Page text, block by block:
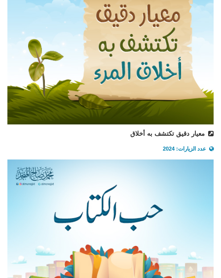
معيار دقيق تكتشف به أخلاق
عدد الزيارات: 2024